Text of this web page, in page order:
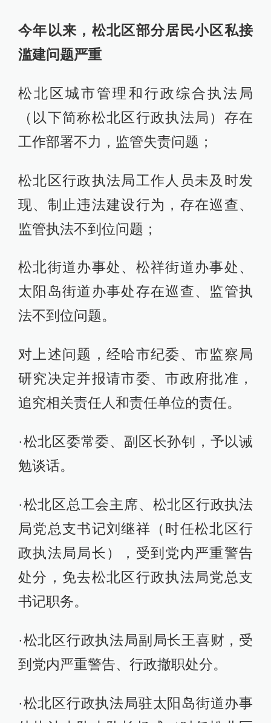
今年以来，松北区部分居民小区私接
滥建问题严重
松北区城市管理和行政综合执法局
（以下简称松北区行政执法局）存在
工作部署不力，监管失责问题；
松北区行政执法局工作人员未及时发
现、制止违法建设行为，存在巡查、
监管执法不到位问题；
松北街道办事处、松祥街道办事处、
太阳岛街道办事处存在巡查、监管执
法不到位问题。
对上述问题，经哈市纪委、市监察局
研究决定并报请市委、市政府批准，
追究相关责任人和责任单位的责任。
·松北区委常委、副区长孙钊，予以诫
勉谈话。
·松北区总工会主席、松北区行政执法
局党总支书记刘继祥（时任松北区行
政执法局局长），受到党内严重警告
处分，免去松北区行政执法局党总支
书记职务。
·松北区行政执法局副局长王喜财，受
到党内严重警告、行政撤职处分。
·松北区行政执法局驻太阳岛街道办事